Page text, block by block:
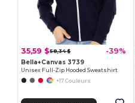
35,59 $58,34 $ -39%
Bella+Canvas 3739
Unisex Full-Zip Hooded Sweatshirt
+17 Couleurs